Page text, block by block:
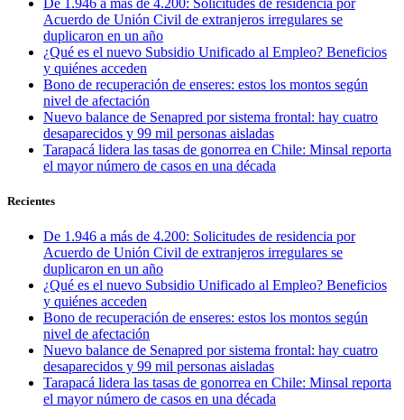
Acuerdo de Unión Civil de extranjeros irregulares se
duplicaron en un año
¿Qué es el nuevo Subsidio Unificado al Empleo? Beneficios
y quiénes acceden
Bono de recuperación de enseres: estos los montos según
nivel de afectación
Nuevo balance de Senapred por sistema frontal: hay cuatro
desaparecidos y 99 mil personas aisladas
Tarapacá lidera las tasas de gonorrea en Chile: Minsal reporta
el mayor número de casos en una década
Recientes
De 1.946 a más de 4.200: Solicitudes de residencia por
Acuerdo de Unión Civil de extranjeros irregulares se
duplicaron en un año
¿Qué es el nuevo Subsidio Unificado al Empleo? Beneficios
y quiénes acceden
Bono de recuperación de enseres: estos los montos según
nivel de afectación
Nuevo balance de Senapred por sistema frontal: hay cuatro
desaparecidos y 99 mil personas aisladas
Tarapacá lidera las tasas de gonorrea en Chile: Minsal reporta
el mayor número de casos en una década